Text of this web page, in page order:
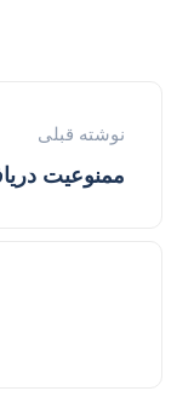
نوشته قبلی
ممنوعیت